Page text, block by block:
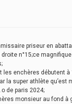
priseur en
droite n°15;ce
les enchères débutent à
la super athlète qu’est
de paris 2024;
monsieur au fond à